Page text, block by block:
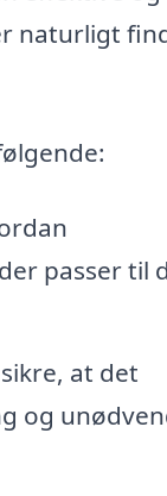
naturligt
passer til
at det
og